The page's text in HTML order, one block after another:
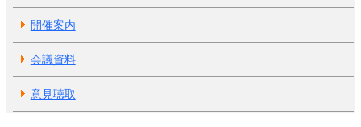
開催案内
会議資料
意見聴取